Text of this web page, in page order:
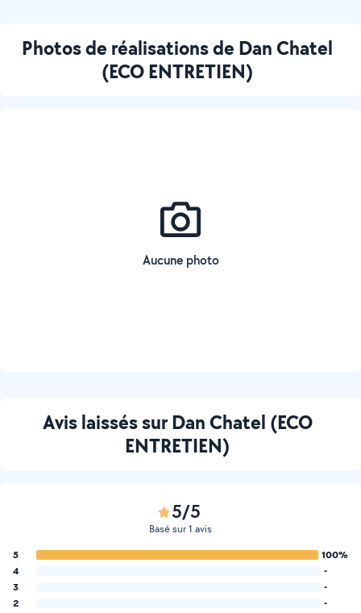
Photos de réalisations de Dan Chatel
(ECO ENTRETIEN)
Aucune photo
Avis laissés sur Dan Chatel (ECO
ENTRETIEN)
5/5
Basé sur 1 avis
5
100%
4
-
3
-
2
-